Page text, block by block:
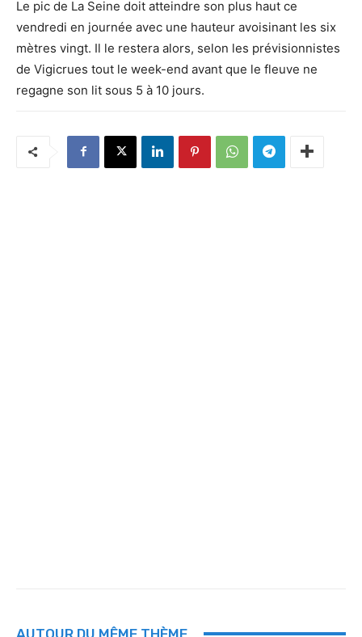
Le pic de La Seine doit atteindre son plus haut ce
vendredi en journée avec une hauteur avoisinant les six
mètres vingt. Il le restera alors, selon les prévisionnistes
de Vigicrues tout le week-end avant que le fleuve ne
regagne son lit sous 5 à 10 jours.
AUTOUR DU MÊME THÈME